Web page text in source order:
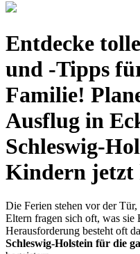
Entdecke
und -Tipps
Familie!
Ausflug in
Schleswig-
Kindern jetzt
Die Ferien stehen vor der
Eltern fragen sich oft, was sie
Herausforderung besteht oft
Schleswig-Holstein für die